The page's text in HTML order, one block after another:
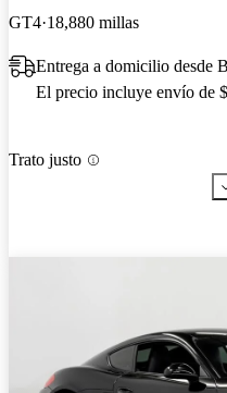
GT4 18,880 millas
Entrega a domicilio desde
El precio incluye envío de
Trato justo